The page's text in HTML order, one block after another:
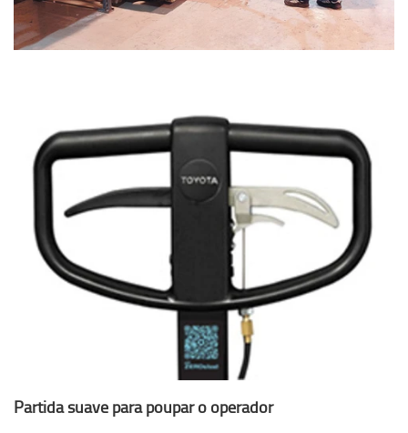
Partida suave para poupar o operador